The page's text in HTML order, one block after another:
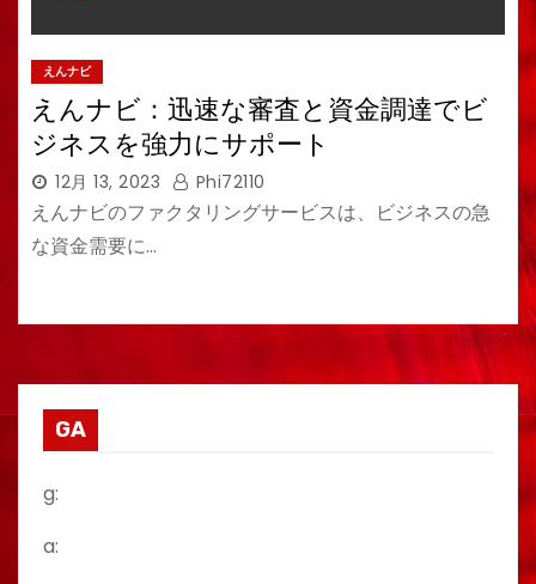
えんナビ
えんナビ：迅速な審査と資金調達でビ
ジネスを強力にサポート
12月 13, 2023 Phi72110
えんナビのファクタリングサービスは、ビジネスの急
な資金需要に…
GA
g:
a: